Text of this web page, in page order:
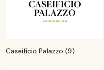
Caseificio Palazzo (9)